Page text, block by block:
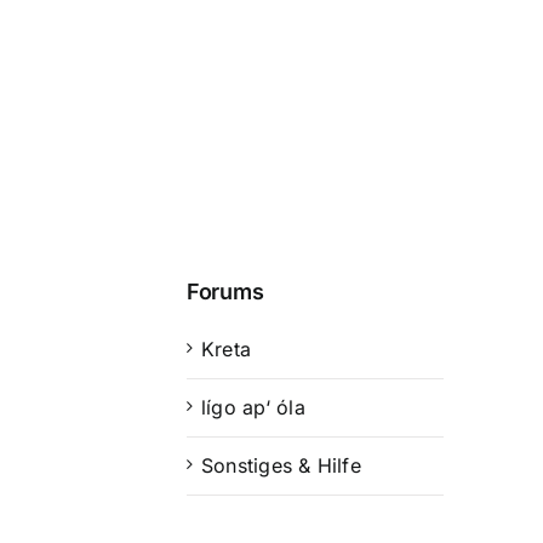
Forums
Kreta
lígo ap‘ óla
Sonstiges & Hilfe